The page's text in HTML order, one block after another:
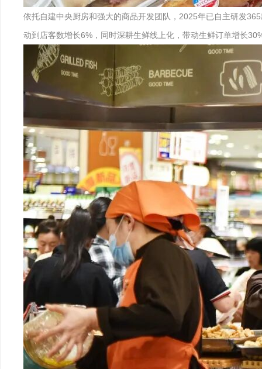
依托自建中央厨房和强大的商品开发团队，2025年已自主研发
动到店客数增长6%，同时深耕生鲜线上化，带动生鲜订单增长